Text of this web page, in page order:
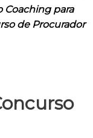
Coaching para
de Procurador